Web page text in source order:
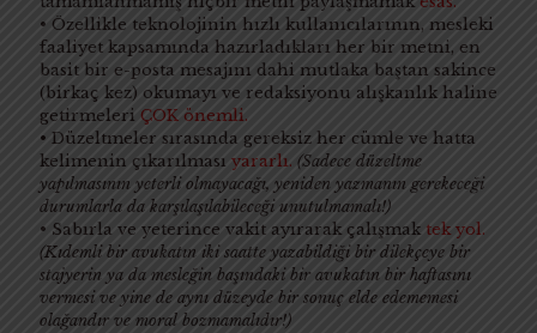
• Özellikle teknolojinin hızlı kullanıcılarının, mesleki
faaliyet kapsamında hazırladıkları her bir metni, en
basit bir e-posta mesajını dahi mutlaka baştan sakince
(birkaç kez) okumayı ve redaksiyonu alışkanlık haline
getirmeleri ÇOK önemli.
• Düzeltmeler sırasında gereksiz her cümle ve hatta
kelimenin çıkarılması yararlı. (Sadece düzeltme
yapılmasının yeterli olmayacağı, yeniden yazmanın gerekeceği
durumlarla da karşılaşılabileceği unutulmamalı!)
• Sabırla ve yeterince vakit ayırarak çalışmak tek yol.
(Kıdemli bir avukatın iki saatte yazabildiği bir dilekçeye bir
stajyerin ya da mesleğin başındaki bir avukatın bir haftasını
vermesi ve yine de aynı düzeyde bir sonuç elde edememesi
olağandır ve moral bozmamalıdır!)